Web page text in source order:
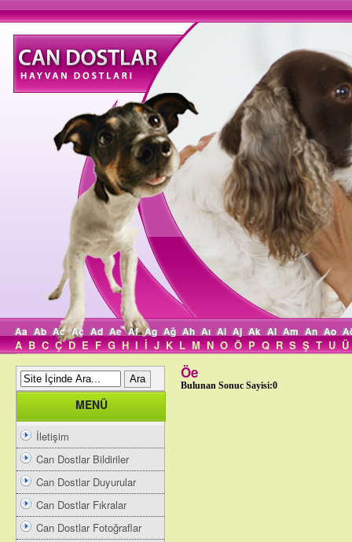
Aa Ab Ac Aç Ad Ae Af Ag Ağ Ah Aı Ai Aj Ak Al Am An Ao
A B C Ç D E F G H I İ J K L M N O Ö P Q R S Ş T U Ü
MENÜ
İletişim
Can Dostlar Bildiriler
Can Dostlar Duyurular
Can Dostlar Fıkralar
Can Dostlar Fotoğraflar
Öe
Bulunan Sonuc Sayisi:0